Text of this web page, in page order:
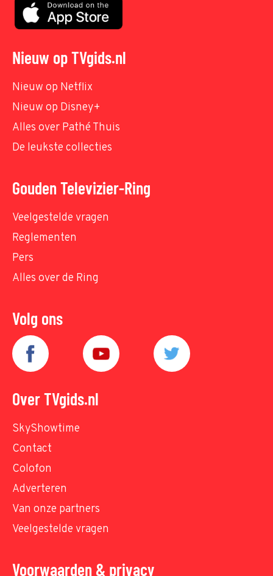
Nieuw op TVgids.nl
Nieuw op Netflix
Nieuw op Disney+
Alles over Pathé Thuis
De leukste collecties
Gouden Televizier-Ring
Veelgestelde vragen
Reglementen
Pers
Alles over de Ring
Volg ons
Over TVgids.nl
SkyShowtime
Contact
Colofon
Adverteren
Van onze partners
Veelgestelde vragen
Voorwaarden & privacy